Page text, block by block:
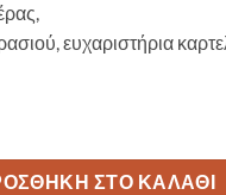
ευχαριστήρια
ΣΤΟ ΚΑΛΆΘΙ